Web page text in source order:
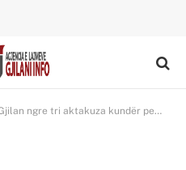
tri aktakuza kundër pesë personave